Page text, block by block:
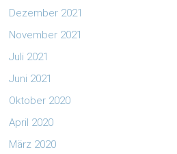
Dezember 2021
November 2021
Juli 2021
Juni 2021
Oktober 2020
April 2020
März 2020